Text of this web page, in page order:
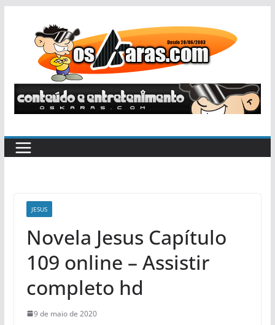
conteúdo
JESUS
Novela Jesus Capítulo
109 online – Assistir
completo hd
9 de maio de 2020